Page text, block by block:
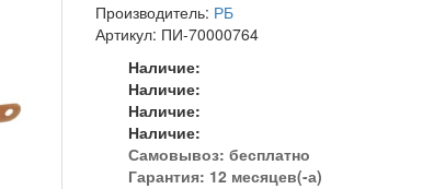
Производитель: РБ
Артикул: ПИ-70000764
Наличие:
Наличие:
Наличие:
Наличие:
Самовывоз:бесплатно
Гарантия: 12 месяцев(-а)